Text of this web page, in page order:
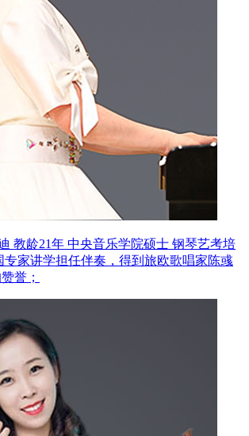
教龄21年 中央音乐学院硕士 钢琴艺考培
专家讲学担任伴奏，得到旅欧歌唱家陈彧
誉；